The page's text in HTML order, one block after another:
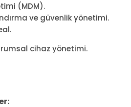
(MDM).
ve güvenlik yönetimi.
cihaz yönetimi.